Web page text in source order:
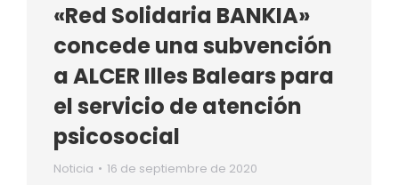
«Red Solidaria BANKIA»
concede una subvención
a ALCER Illes Balears para
el servicio de atención
psicosocial
Noticia 16 de septiembre de 2020